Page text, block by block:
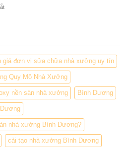
đúng
Thi
Uy
Tín
Tại
Bình
Dương
ở
cho
nhà
xưởng
tại
Bình
Dương
giá đơn vị sửa chữa nhà xưởng uy tín
Quy Mô Nhà Xưởng
nền sàn nhà xưởng Bình Dương
nhà xưởng Bình Dương?
cải tạo nhà xưởng Bình Dương